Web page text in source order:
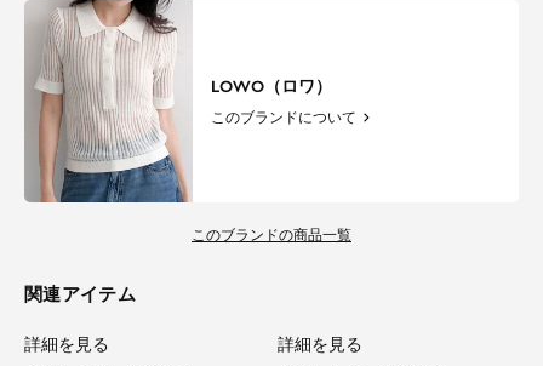
LOWO（ロワ）
このブランドについて
このブランドの商品一覧
関連アイテム
詳細を見る
詳細を見る